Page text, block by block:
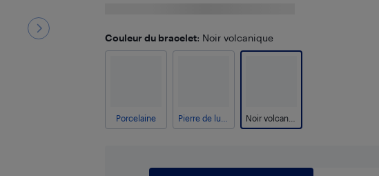
Couleur du bracelet: Noir volcanique
Porcelaine Noir volcanique